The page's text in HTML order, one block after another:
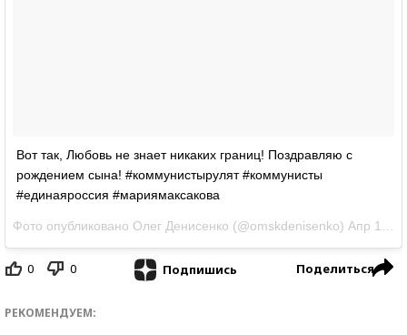
Вот так, Любовь не знает никаких границ! Поздравляю с
рождением сына! #коммунистырулят #коммунисты
#единаяроссия #мариямаксакова
Фото опубликовано Олег Денисенко (@omskdenisenko) Апр 19 2016 в 12:56 PDT
0 0 Подпишись Поделиться
РЕКОМЕНДУЕМ: